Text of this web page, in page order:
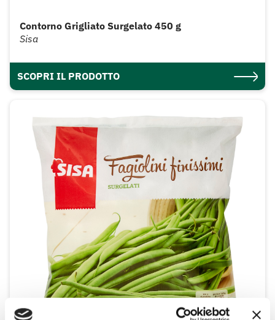
Contorno Grigliato Surgelato 450 g
Sisa
SCOPRI IL PRODOTTO